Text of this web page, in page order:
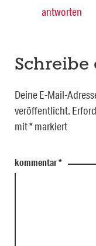
antworten
Schreibe
Deine E-Mail-
veröffentlicht.
mit*markiert
kommentar*